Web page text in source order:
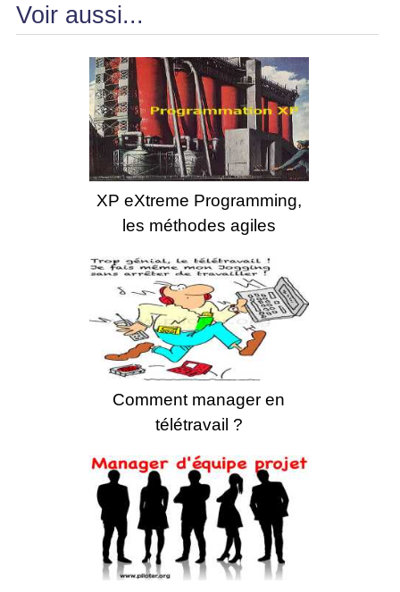
Voir aussi...
XP eXtreme Programming,
les méthodes agiles
Comment manager en
télétravail ?